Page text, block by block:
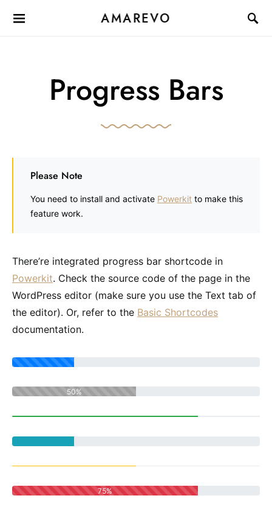
AMAREVO
Progress Bars
Please Note
You need to install and activate Powerkit to make this
feature work.
There’re integrated progress bar shortcode in
Powerkit. Check the source code of the page in the
WordPress editor (make sure you use the Text tab of
the editor). Or, refer to the Basic Shortcodes
documentation.
50%
75%